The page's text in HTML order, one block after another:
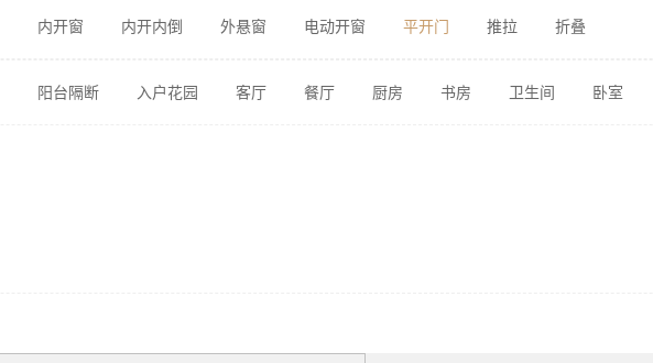
内开窗 内开内倒 外悬窗 电动开窗 平开门 推拉 折叠
阳台隔断 入户花园 客厅 餐厅 厨房 书房 卫生间 卧室